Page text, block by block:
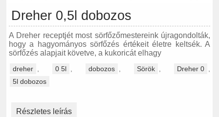
Dreher 0,5l dobozos
A Dreher receptjét most sörfőzőmestereink újragondolták,
hogy a hagyományos sörfőzés értékeit életre keltsék. A
sörfőzés alapjait követve, a kukoricát elhagy
dreher 0 5l dobozos Sörök Dreher 0
5l dobozos
Részletes leírás